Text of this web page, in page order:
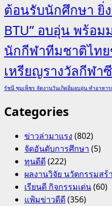
ต้อนรับนักศึกษา ยิ่
BTU” อบอุ่น พร้อ
นักกีฬาทีมชาติไท
เหรียญรางวัลกีฬา
รัชนี ชุมเพ็ชร จัดงานวันเกิดอิ่มอบอุ่น ทำอาหา
Categories
ข่าวล่ามาแรง (802)
จัดอันดับการศึกษา (5)
ทุนดีดี(222)
ผลงานวิจัย นวัตกรรมสร้
เรียนดี กิจกรรมเด่น(60)
แฟ้มข่าวดีดี(356)